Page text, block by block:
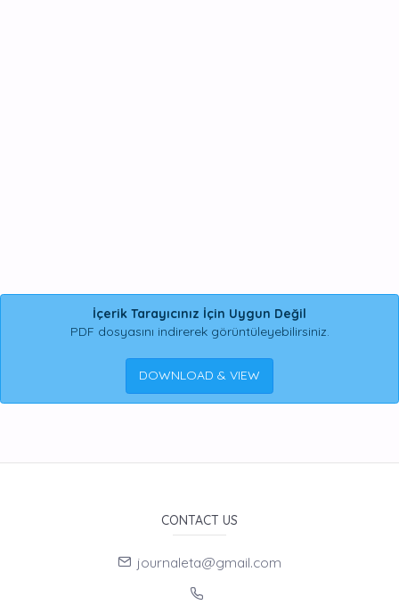
İçerik Tarayıcınız İçin Uygun Değil
PDF dosyasını indirerek görüntüleyebilirsiniz.
DOWNLOAD & VIEW
CONTACT US
journaleta@gmail.com